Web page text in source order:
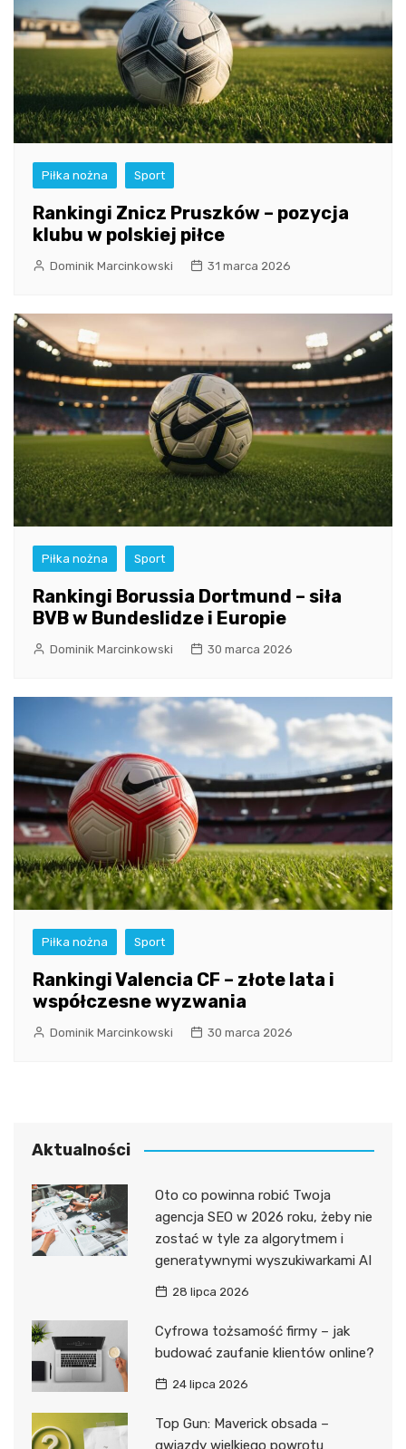
Piłka nożna Sport
Rankingi Znicz Pruszków – pozycja
klubu w polskiej piłce
Dominik Marcinkowski 31 marca 2026
Piłka nożna Sport
Rankingi Borussia Dortmund – siła
BVB w Bundeslidze i Europie
Dominik Marcinkowski 30 marca 2026
Piłka nożna Sport
Rankingi Valencia CF – złote lata i
współczesne wyzwania
Dominik Marcinkowski 30 marca 2026
Aktualności
Oto co powinna robić Twoja
agencja SEO w 2026 roku, żeby nie
zostać w tyle za algorytmem i
generatywnymi wyszukiwarkami AI
28 lipca 2026
Cyfrowa tożsamość firmy – jak
budować zaufanie klientów online?
24 lipca 2026
Top Gun: Maverick obsada –
gwiazdy wielkiego powrotu